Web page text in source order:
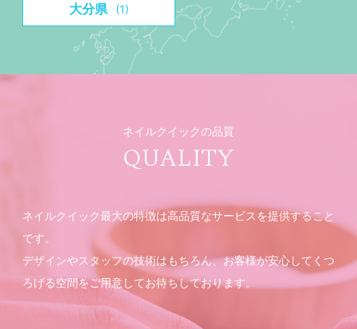
大分県 (1)
ネイルクイックの品質
QUALITY
ネイルクイック最大の特徴は高品質なサービスを提供すること
です。
デザインやスタッフの技術はもちろん、お客様が安心してくつ
ろげる空間をご用意してお待ちしております。